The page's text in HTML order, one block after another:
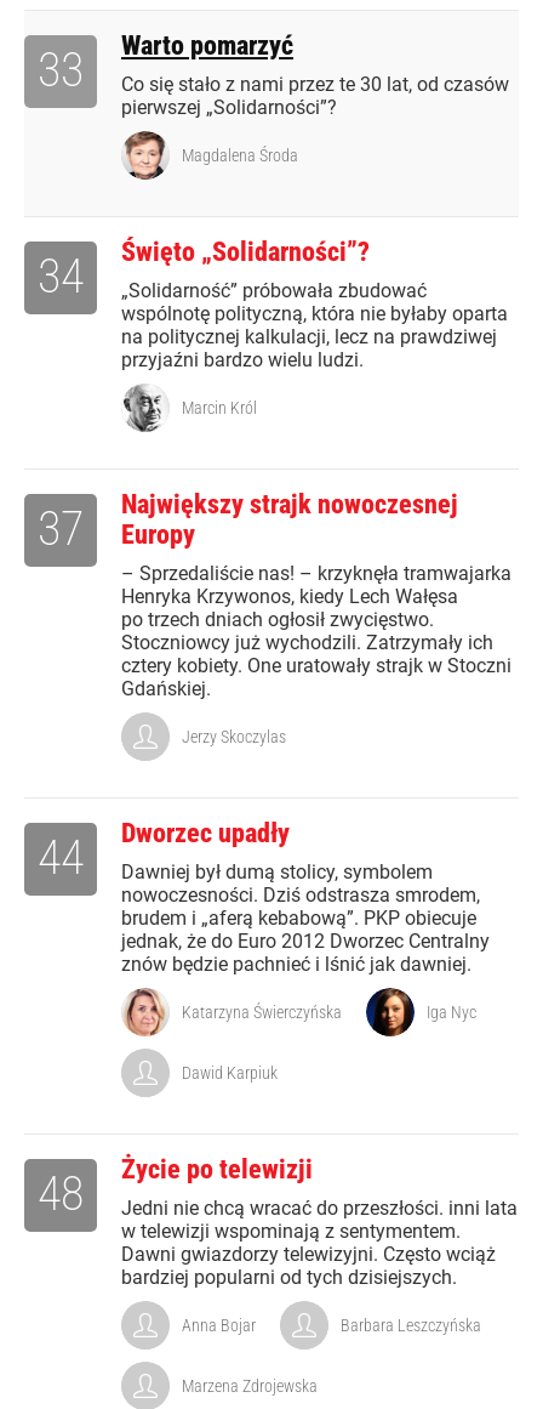
Warto pomarzyć
Co się stało z nami przez te 30 lat, od czasów
pierwszej „Solidarności”?
33
Magdalena Środa
Święto „Solidarności”?
„Solidarność” próbowała zbudować
wspólnotę polityczną, która nie byłaby oparta
na politycznej kalkulacji, lecz na prawdziwej
przyjaźni bardzo wielu ludzi.
34
Marcin Król
Największy strajk nowoczesnej
Europy
– Sprzedaliście nas! – krzyknęła tramwajarka
Henryka Krzywonos, kiedy Lech Wałęsa
po trzech dniach ogłosił zwycięstwo.
Stoczniowcy już wychodzili. Zatrzymały ich
cztery kobiety. One uratowały strajk w Stoczni
Gdańskiej.
37
Jerzy Skoczylas
Dworzec upadły
Dawniej był dumą stolicy, symbolem
nowoczesności. Dziś odstrasza smrodem,
brudem i „aferą kebabową”. PKP obiecuje
jednak, że do Euro 2012 Dworzec Centralny
znów będzie pachnieć i lśnić jak dawniej.
44
Katarzyna Świerczyńska Iga Nyc
Dawid Karpiuk
Życie po telewizji
Jedni nie chcą wracać do przeszłości. inni lata
w telewizji wspominają z sentymentem.
Dawni gwiazdorzy telewizyjni. Często wciąż
bardziej popularni od tych dzisiejszych.
48
Anna Bojar Barbara Leszczyńska
Marzena Zdrojewska